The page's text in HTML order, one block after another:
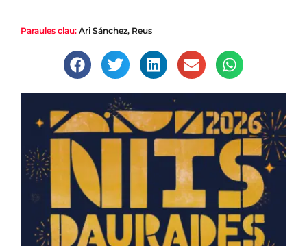
Paraules clau: Ari Sánchez, Reus